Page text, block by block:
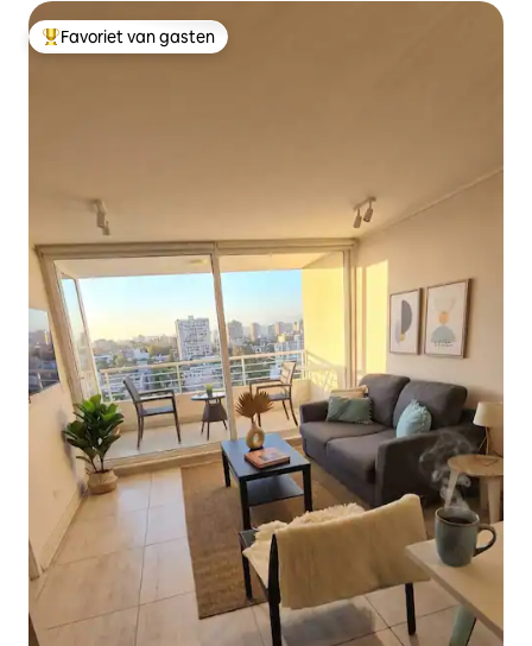
Topfavoriet van gasten
Favoriet van gasten